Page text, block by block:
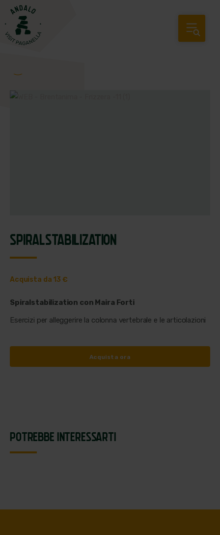
SPIRALSTABILIZATION
Acquista da 13 €
Spiralstabilization con Maira Forti
Esercizi per alleggerire la colonna vertebrale e le articolazioni
Acquista ora
POTREBBE INTERESSARTI